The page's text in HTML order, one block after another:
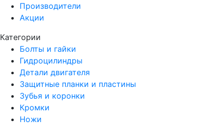
Производители
Акции
Категории
Болты и гайки
Гидроцилиндры
Детали двигателя
Защитные планки и пластины
Зубья и коронки
Кромки
Ножи